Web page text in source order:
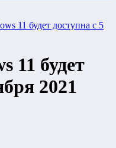
11 будет доступна с 5
11 будет
2021